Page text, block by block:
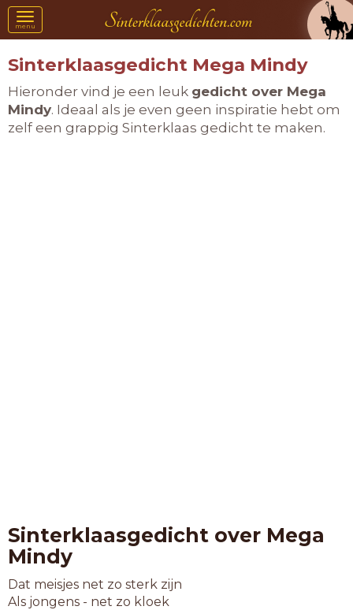
Toggle
navigation
menu
Sinterklaasgedicht Mega Mindy
Hieronder vind je een leuk gedicht over Mega
Mindy. Ideaal als je even geen inspiratie hebt om
zelf een grappig Sinterklaas gedicht te maken.
Sinterklaasgedicht over Mega
Mindy
Dat meisjes net zo sterk zijn
Als jongens - net zo kloek